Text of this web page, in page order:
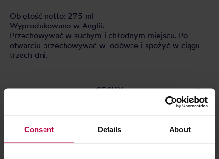
Consent Details About
Objętość netto: 275 ml
Wyprodukowano w Anglii.
Przechowywać w suchym i chłodnym miejscu. Po
otwarciu przechowywać w lodówce i spożyć w ciągu
trzech dni.
CECHY